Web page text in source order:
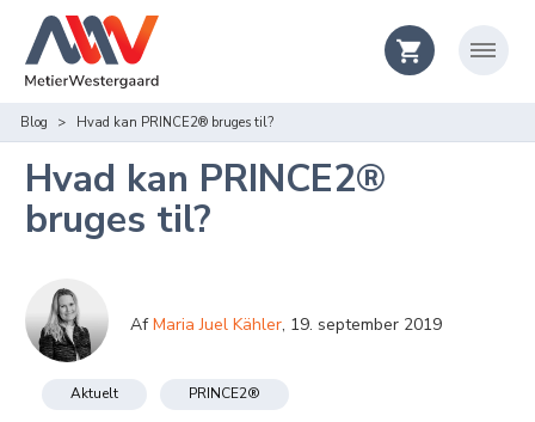
Blog Hvad kan PRINCE2® bruges til?
Hvad kan PRINCE2®
bruges til?
AfMaria Juel Kähler, 19. september 2019
Aktuelt PRINCE2®